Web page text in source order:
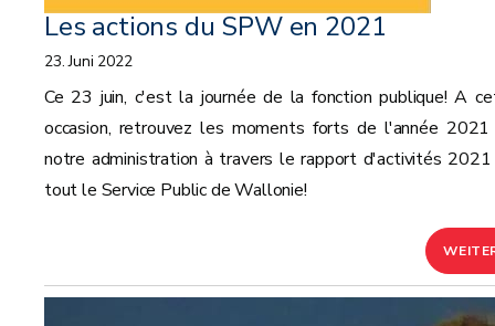
Les actions du SPW en 2021
23. Juni 2022
Ce 23 juin, c'est la journée de la fonction publique! A
occasion, retrouvez les moments forts de l'année
notre administration à travers le rapport d'activités
tout le Service Public de Wallonie!